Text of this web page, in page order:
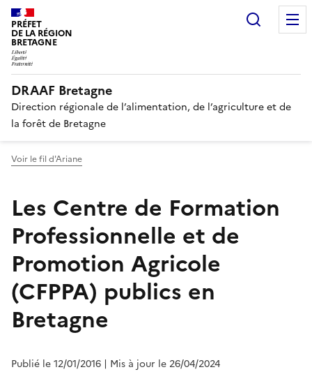
PRÉFET
DE LA RÉGION
BRETAGNE
DRAAF Bretagne
Direction régionale de l’alimentation, de l’agriculture et de
la forêt de Bretagne
Voir le fil d'Ariane
Les Centre de Formation
Professionnelle et de
Promotion Agricole
(CFPPA) publics en
Bretagne
Publié le 12/01/2016 | Mis à jour le 26/04/2024